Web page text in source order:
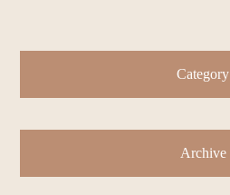
Category
Archive